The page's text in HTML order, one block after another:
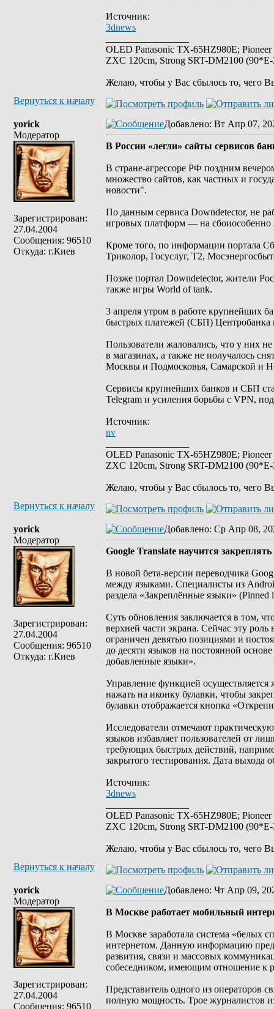
Источник:
3dnews
OLED Panasonic TX-65HZ980E;
ZXC 120cm, Strong SRT-DM2100
Желаю, чтобы у Вас сбылось то, чего
Вернуться к началу
yorick
Модератор
Зарегистрирован:
27.04.2004
Сообщения: 96510
Откуда: г.Киев
Добавлено: Вт Апр 07,
В России «легли» сайты сервисов
В стране-агрессоре РФ поздним
множество сайтов, как частных и
новости".
По данным сервиса Downdetector, не
игровых платформ — на
Кроме того, по информации портала
Триколор, Госуслуг, T2,
Позже портал Downdetector, жители
также игры World of tank.
3 апреля утром в работе крупнейших
быстрых платежей (СБП)
Пользователи жаловались, что у них
в магазинах, а также не получалось
Москвы и Подмосковья, Самарской и
Сервисы крупнейших банков и СБП
Telegram и усиления борьбы с VPN,
Источник:
nv
OLED Panasonic TX-65HZ980E;
ZXC 120cm, Strong SRT-DM2100
Желаю, чтобы у Вас сбылось то, чего
Вернуться к началу
yorick
Модератор
Зарегистрирован:
27.04.2004
Сообщения: 96510
Откуда: г.Киев
Добавлено: Ср Апр 08,
Google Translate научится
В новой бета-версии переводчика
между языками. Специалисты из
раздела «Закреплённые языки» (Pinned
Суть обновления заключается в том,
верхней части экрана. Сейчас эту
ограничен девятью позициями и
до десяти языков на постоянной
добавленные языки».
Управление функцией
нажать на иконку булавки, чтобы
булавки отображается кнопка
Исследователи отмечают
языков избавляет пользователей от
требующих быстрых действий,
закрытого тестирования. Дата выхода
Источник:
3dnews
OLED Panasonic TX-65HZ980E;
ZXC 120cm, Strong SRT-DM2100
Желаю, чтобы у Вас сбылось то, чего
Вернуться к началу
yorick
Модератор
Зарегистрирован:
27.04.2004
Сообщения: 96510
Добавлено: Чт Апр 09,
В Москве работает мобильный
В Москве заработала система «белых
интернетом. Данную информацию
развития, связи и массовых
собеседником, имеющим отношение к
Представитель одного из операторов
полную мощность. Трое журналистов